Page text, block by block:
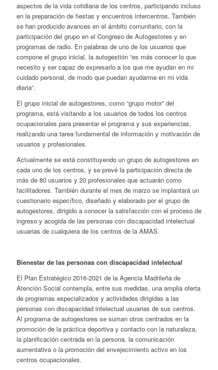
aspectos de la vida cotidiana de los centros, participando incluso
en la preparación de fiestas y encuentros intercentros. También
se han producido avances en el ámbito comunitario, con la
participación del grupo en el Congreso de Autogestores y en
programas de radio. En palabras de uno de los usuarios que
compone el grupo inicial, la autogestión “es más conocer lo que
necesito y ser capaz de expresarlo a los que me ayudan en mi
cuidado personal, de modo que puedan ayudarme en mi vida
diaria”.
El grupo inicial de autogestores, como “grupo motor” del
programa, está visitando a los usuarios de todos los centros
ocupacionales para presentar el programa y sus experiencias,
realizando una tarea fundamental de información y motivación de
usuarios y profesionales.
Actualmente se está constituyendo un grupo de autogestores en
cada uno de los centros, y se prevé la participación directa de
más de 80 usuarios y 20 profesionales que actuarán como
facilitadores. También durante el mes de marzo se implantará un
cuestionario específico, diseñado y elaborado por el grupo de
autogestores, dirigido a conocer la satisfacción con el proceso de
ingreso y acogida de las personas con discapacidad intelectual
usuarias de cualquiera de los centros de la AMAS.
Bienestar de las personas con discapacidad intelectual
El Plan Estratégico 2016-2021 de la Agencia Madrileña de
Atención Social contempla, entre sus medidas, una amplia oferta
de programas especializados y actividades dirigidas a las
personas con discapacidad intelectual usuarias de sus centros.
Al programa de autogestores se suman otros centrados en la
promoción de la práctica deportiva y contacto con la naturaleza,
la planificación centrada en la persona, la comunicación
aumentativa o la promoción del envejecimiento activo en los
centros ocupacionales.